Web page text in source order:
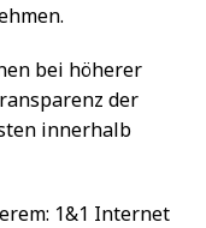
bei höherer
der
innerhalb
1&1 Internet